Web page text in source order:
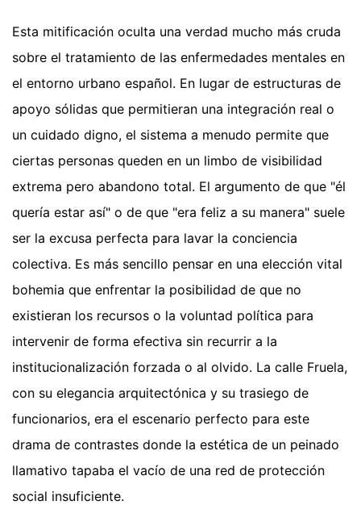
Esta mitificación oculta una verdad mucho más cruda
sobre el tratamiento de las enfermedades mentales en
el entorno urbano español. En lugar de estructuras de
apoyo sólidas que permitieran una integración real o
un cuidado digno, el sistema a menudo permite que
ciertas personas queden en un limbo de visibilidad
extrema pero abandono total. El argumento de que "él
quería estar así" o de que "era feliz a su manera" suele
ser la excusa perfecta para lavar la conciencia
colectiva. Es más sencillo pensar en una elección vital
bohemia que enfrentar la posibilidad de que no
existieran los recursos o la voluntad política para
intervenir de forma efectiva sin recurrir a la
institucionalización forzada o al olvido. La calle Fruela,
con su elegancia arquitectónica y su trasiego de
funcionarios, era el escenario perfecto para este
drama de contrastes donde la estética de un peinado
llamativo tapaba el vacío de una red de protección
social insuficiente.